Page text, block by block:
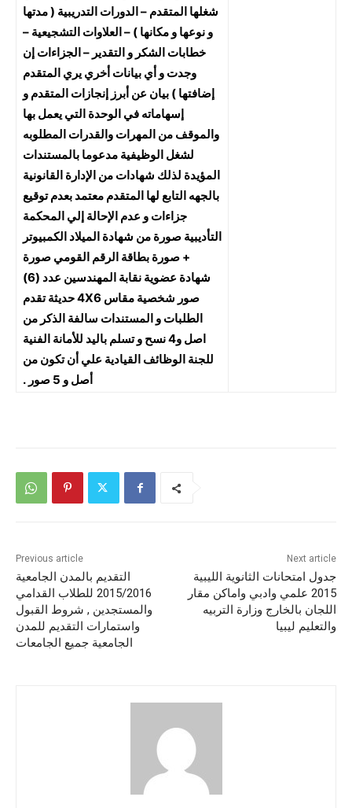
شغلها المتقدم – الدورات التدريبية ( مدتها
و نوعها و مكانها ) – العلاوات التشجيعية –
خطابات الشكر و التقدير – الجزاءات إن
وجدت و أي بيانات أخري يري المتقدم
إضافتها ) بيان عن أبرز إنجازات المتقدم و
إسهاماته في الوحدة التي يعمل بها
والموقف من المهرات والقدرات المطلوبه
لشغل الوظيفية مدعوما بالمستندات
المؤيدة لذلك شهادات من الإدارة القانونية
بالجهه التابع لها المتقدم معتمد بعدم توقيع
جزاءات و عدم الإحالة إلي المحكمة
التأديبية صورة من شهادة الميلاد الكمبيوتر
+ صورة بطاقة الرقم القومي صورة
شهادة عضوية نقابة المهندسين عدد (6)
صور شخصية مقاس 4X6 حديثة تقدم
الطلبات و المستندات سالفة الذكر من
اصل و4 نسح و تسلم باليد للأمانة الفنية
للجنة الوظائف القيادية علي أن تكون من
أصل و 5 صور .
Previous article
التقديم بالمدن الجامعية
2015/2016 للطلاب القدامي
والمستجدين , شروط القبول
واستمارات التقديم للمدن
الجامعية جميع الجامعات
Next article
جدول امتحانات الثانوية الليبية
2015 علمي وادبي واماكن مقار
اللجان بالخارج وزارة التربيه
والتعليم ليبيا